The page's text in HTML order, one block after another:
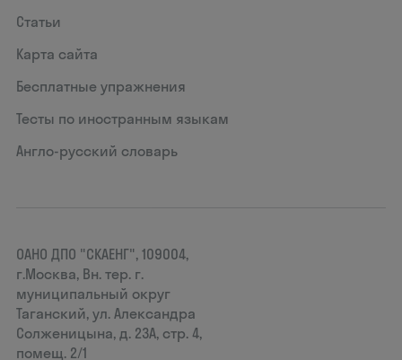
Статьи
Карта сайта
Бесплатные упражнения
Тесты по иностранным языкам
Англо-русский словарь
ОАНО ДПО "СКАЕНГ", 109004,
г.Москва, Вн. тер. г.
муниципальный округ
Таганский, ул. Александра
Солженицына, д. 23А, стр. 4,
помещ. 2/1